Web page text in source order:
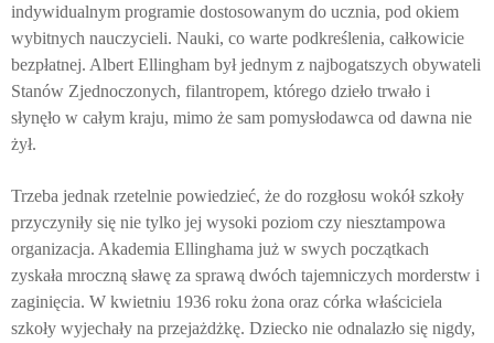
indywidualnym programie dostosowanym do ucznia, pod okiem
wybitnych nauczycieli. Nauki, co warte podkreślenia, całkowicie
bezpłatnej. Albert Ellingham był jednym z najbogatszych obywateli
Stanów Zjednoczonych, filantropem, którego dzieło trwało i
słynęło w całym kraju, mimo że sam pomysłodawca od dawna nie
żył.
Trzeba jednak rzetelnie powiedzieć, że do rozgłosu wokół szkoły
przyczyniły się nie tylko jej wysoki poziom czy niesztampowa
organizacja. Akademia Ellinghama już w swych początkach
zyskała mroczną sławę za sprawą dwóch tajemniczych morderstw i
zaginięcia. W kwietniu 1936 roku żona oraz córka właściciela
szkoły wyjechały na przejażdżkę. Dziecko nie odnalazło się nigdy,